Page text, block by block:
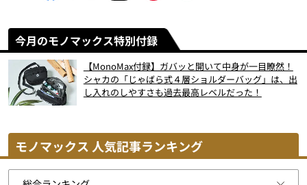
今月のモノマックス特別付録
【MonoMax付録】ガバッと開いて中身が一目瞭然！
シャカの「じゃばら式４層ショルダーバッグ」は、出
し入れのしやすさも過去最高レベルだった！
モノマックス 人気記事ランキング